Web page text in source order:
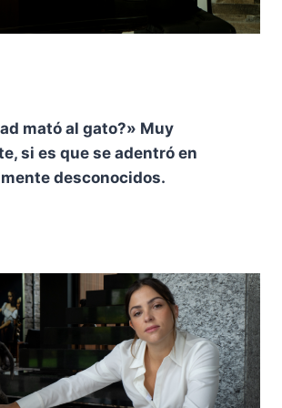
mató al gato?» Muy
si es que se adentró en
desconocidos.